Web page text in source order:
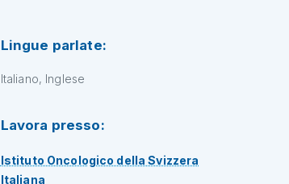
Lingue parlate:
Italiano, Inglese
Lavora presso:
Istituto Oncologico della Svizzera
Italiana